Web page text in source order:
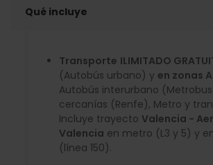
Qué incluye
Transporte ILIMITADO
(Autobús urbano) y en zonas
Autobús interurbano
cercanías (Renfe), Metro y
Incluye trayecto Valencia -
Valencia en metro (L3 y 5) y
(línea 150).